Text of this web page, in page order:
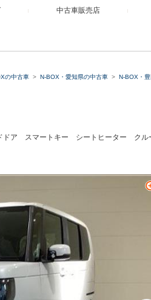
中古車販売店
の中古車 N-BOX・愛知県の中古車 N-BOX・
ア スマートキー シートヒーター ク
自由に設定
万円